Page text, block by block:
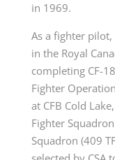
in 1969.
As a fighter
in the Royal
completing CF-
Fighter
at CFB Cold
Fighter
Squadron (409